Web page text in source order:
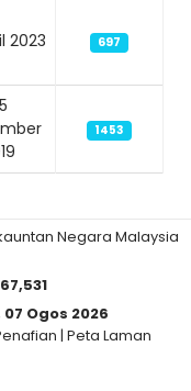
2023 697
1453
Negara Malaysia
Ogos 2026
| Peta Laman